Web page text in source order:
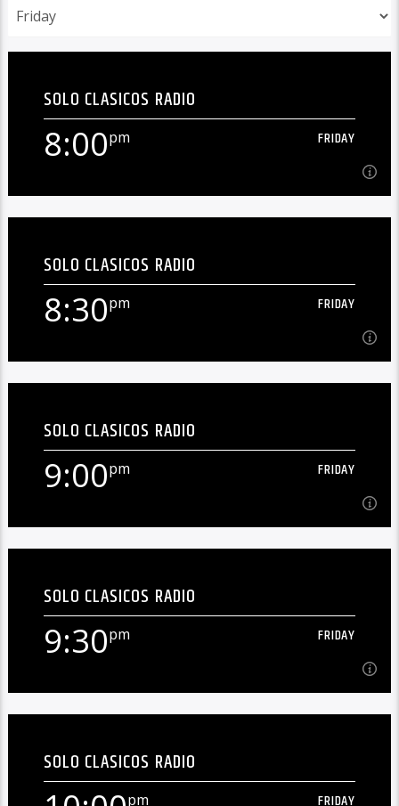
SOLO CLASICOS RADIO
8:00pm FRIDAY
8:00pm FRIDAY
En Vivo![...]
Learn more
SOLO CLASICOS RADIO
8:30pm FRIDAY
8:30pm FRIDAY
En Vivo![...]
Learn more
SOLO CLASICOS RADIO
9:00pm FRIDAY
9:00pm FRIDAY
En Vivo![...]
Learn more
SOLO CLASICOS RADIO
9:30pm FRIDAY
9:30pm FRIDAY
En Vivo![...]
SOLO CLASICOS RADIO
pm FRIDAY